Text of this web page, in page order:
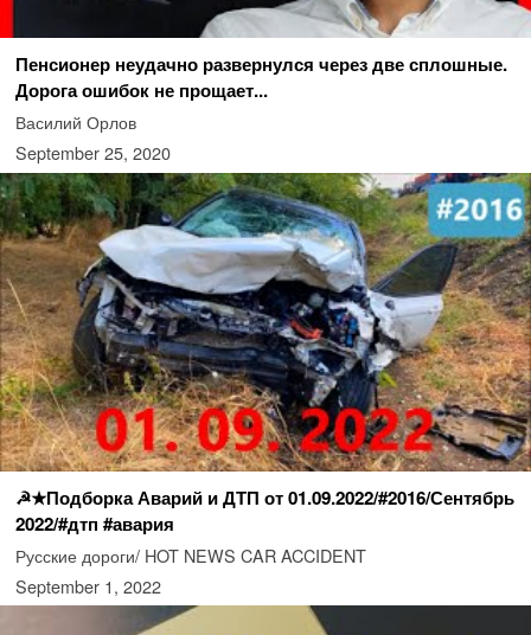
Пенсионер неудачно развернулся через две сплошные.
Дорога ошибок не прощает...
Василий Орлов
September 25, 2020
☭★Подборка Аварий и ДТП от 01.09.2022/#2016/Сентябрь
2022/#дтп #авария
Русские дороги/ HOT NEWS CAR ACCIDENT
September 1, 2022